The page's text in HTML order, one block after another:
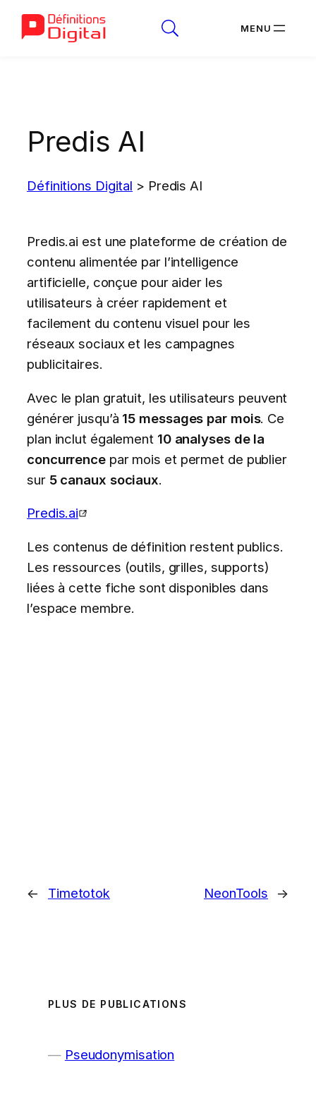
Predis AI
Définitions Digital > Predis AI
Predis.ai est une plateforme de création de
contenu alimentée par l’intelligence
artificielle, conçue pour aider les
utilisateurs à créer rapidement et
facilement du contenu visuel pour les
réseaux sociaux et les campagnes
publicitaires.
Avec le plan gratuit, les utilisateurs peuvent
générer jusqu’à 15 messages par mois. Ce
plan inclut également 10 analyses de la
concurrencepar mois et permet de publier
sur 5 canaux sociaux.
Predis.ai
Les contenus de définition restent publics.
Les ressources (outils, grilles, supports)
liées à cette fiche sont disponibles dans
l’espace membre.
← Timetotok NeonTools →
PLUS DE PUBLICATIONS
Pseudonymisation